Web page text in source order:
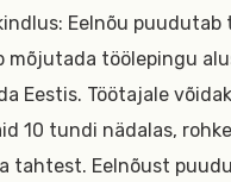
Eelnõu
mõjutada töölepingu
Eestis. Töötajale
10 tundi nädalas,
tahtest. Eelnõust